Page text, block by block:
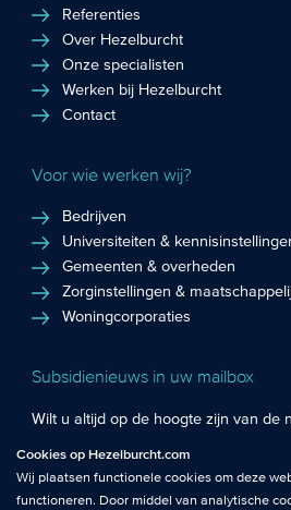
Referenties
Over Hezelburcht
Onze specialisten
Werken bij Hezelburcht
Contact
Voor wie werken wij?
Bedrijven
Universiteiten &
Gemeenten & overheden
Zorginstellingen &
Woningcorporaties
Subsidienieuws in uw mailbox
Wilt u altijd op de hoogte zijn van de
voor de Hezelburcht
noodzakelijk om de website goed te
Cookies op Hezelburcht.com
Wij plaatsen functionele cookies om deze
functioneren. Door middel van analytische